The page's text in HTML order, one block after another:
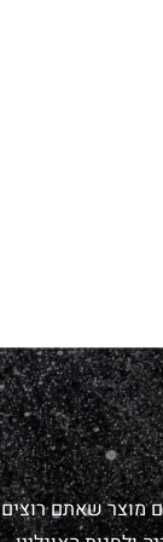
מוצר שאתם רוצים